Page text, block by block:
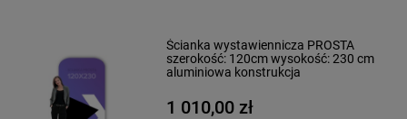
Ścianka wystawiennicza PROSTA
szerokość: 120cm wysokość: 230 cm
aluminiowa konstrukcja
1 010,00 zł